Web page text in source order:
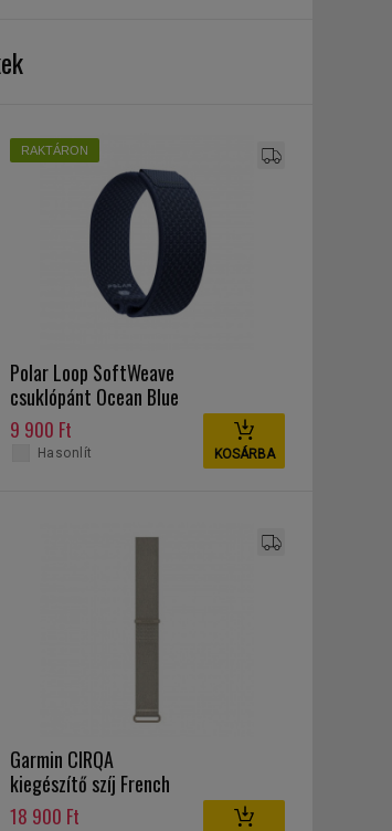
RAKTÁRON
Polar Loop SoftWeave
csuklópánt Ocean Blue
9 900 Ft
KOSÁRBA
Hasonlít
Garmin CIRQA
kiegészítő szíj French
Gray S-M
18 900 Ft